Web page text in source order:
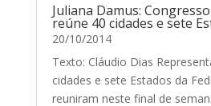
Juliana Damus:
reúne 40 cidades e sete
20/10/2014
Texto: Cláudio Dias
cidades e sete Estados da
reuniram neste final de